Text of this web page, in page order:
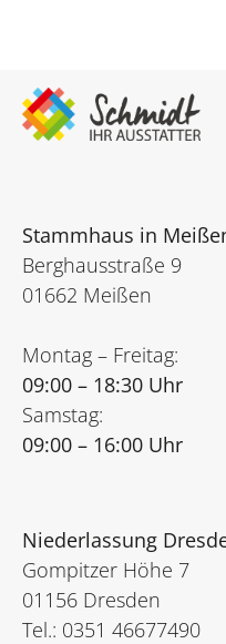
Stammhaus in
Berghausstraße 9
01662 Meißen
Montag – Freitag:
09:00 – 18:30 Uhr
Samstag:
09:00 – 16:00 Uhr
Niederlassung
Gompitzer Höhe 7
01156 Dresden
Tel.: 0351 46677490